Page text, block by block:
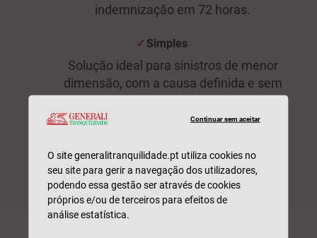
indemnização em 72 horas.
Simples
Solução ideal para sinistros de menor
dimensão, com a causa definida e sem
necessidade de intervenção de técnicos,
em situações como quebra de vidros,
sanitária ou danos no imóvel por furto ou
roubo.
Continuar sem aceitar
O site generalitranquilidade.pt utiliza cookies no
seu site para gerir a navegação dos utilizadores,
podendo essa gestão ser através de cookies
próprios e/ou de terceiros para efeitos de
análise estatística.